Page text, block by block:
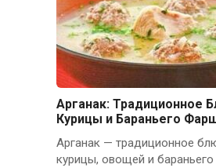
Арганак: Традиционное
Курицы и Бараньего
Арганак — традиционное
курицы, овощей и